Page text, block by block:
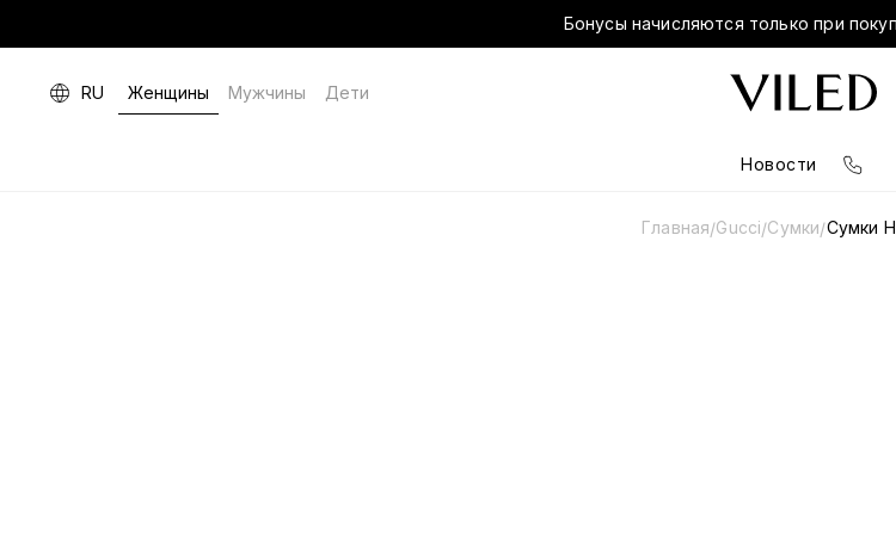
Бонусы начисляются только при
RU Женщины Мужчины Дети
Новости
Главная/Gucci/Сумки/Сумки